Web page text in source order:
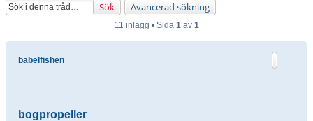
Sök
Avancerad sökning
11 inlägg • Sida 1av 1
babelfishen
bogpropeller